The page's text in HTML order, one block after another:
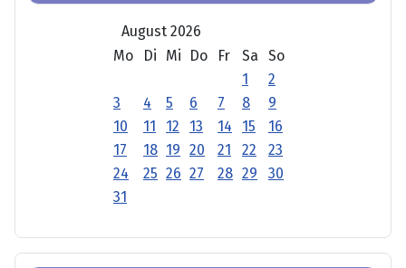
August 2026
Mo
Di Mi Do Fr Sa
So
1
2
3
4 5 6 7 8
9
10
11 12 13 14 15
16
17
18 19 20 21 22
23
24
25 26 27 28 29
30
31